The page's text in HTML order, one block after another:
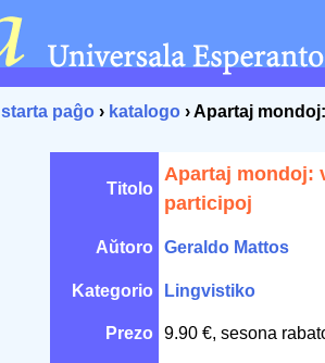
starta paĝo › katalogo › Apartaj
Titolo
Apartaj mondoj:
participoj
Aŭtoro Geraldo Mattos
Kategorio Lingvistiko
Prezo 9.90 €, sesona